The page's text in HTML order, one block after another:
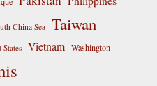
China Sea Taiwan
Vietnam Washington